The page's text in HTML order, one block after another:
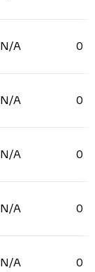
N/A 0
N/A 0
N/A 0
N/A 0
N/A 0